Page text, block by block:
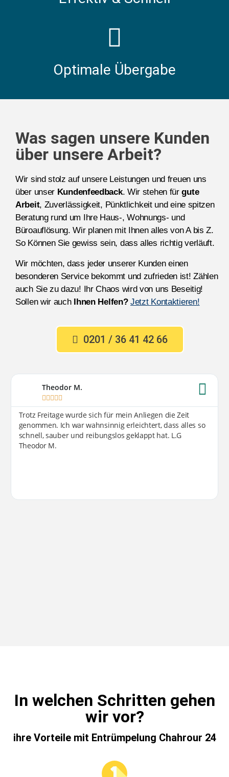
Optimale Übergabe
Was sagen unsere Kunden
über unsere Arbeit?
Wir sind stolz auf unsere Leistungen und freuen uns
über unser Kundenfeedback. Wir stehen fürgute
Arbeit, Zuverlässigkeit, Pünktlichkeit und eine spitzen
Beratung rund um Ihre Haus-, Wohnungs- und
Büroauflösung. Wir planen mit Ihnen alles von A bis Z.
So Können Sie gewiss sein, dass alles richtig verläuft.
Wir möchten, dass jeder unserer Kunden einen
besonderen Service bekommt und zufrieden ist! Zählen
auch Sie zu dazu! Ihr Chaos wird von uns Beseitig!
Sollen wir auch Ihnen Helfen? Jetzt Kontaktieren!
0201 / 36 41 42 66
Theodor M.
    
Trotz Freitage wurde sich für mein Anliegen die Zeit
genommen. Ich war wahnsinnig erleichtert, dass alles so
schnell, sauber und reibungslos geklappt hat. L.G
Theodor M.
In welchen Schritten gehen
wir vor?
ihre Vorteile mit Entrümpelung Chahrour 24